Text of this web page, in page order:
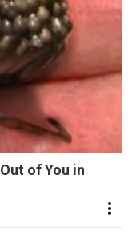
of You in